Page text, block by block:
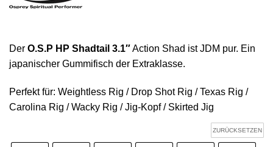
Der O.S.P HP Shadtail 3.1″Action Shad ist JDM pur. Ein
japanischer Gummifisch der Extraklasse.
Perfekt für: Weightless Rig / Drop Shot Rig / Texas Rig /
Carolina Rig / Wacky Rig / Jig-Kopf / Skirted Jig
ZURÜCKSETZEN